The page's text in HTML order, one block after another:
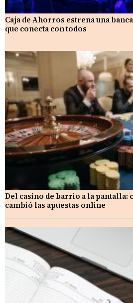
Caja de Ahorros estrena una
que conecta con todos
Del casino de barrio a la pantalla:
cambió las apuestas online